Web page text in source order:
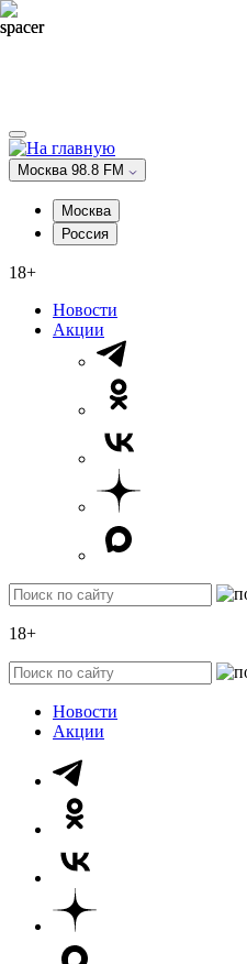
Москва 98.8 FM
Москва
Россия
18+
Новости
Акции
18+
Новости
Акции